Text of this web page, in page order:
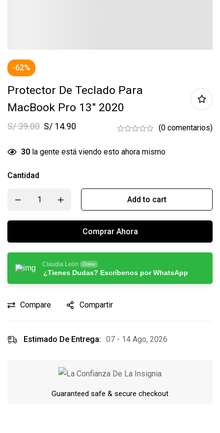
-62%
Protector De Teclado Para
MacBook Pro 13″ 2020
S/39.00 S/ 14.90 (0 comentarios)
30 la gente está viendo esto ahora mismo
Cantidad
Add to cart
Comprar Ahora
Claudia León Online
¿Tienes Dudas? Escríbenos por WhatsApp
Compare Compartir
Estimado De Entrega: 07 - 14 Ago, 2026
Guaranteed safe & secure checkout